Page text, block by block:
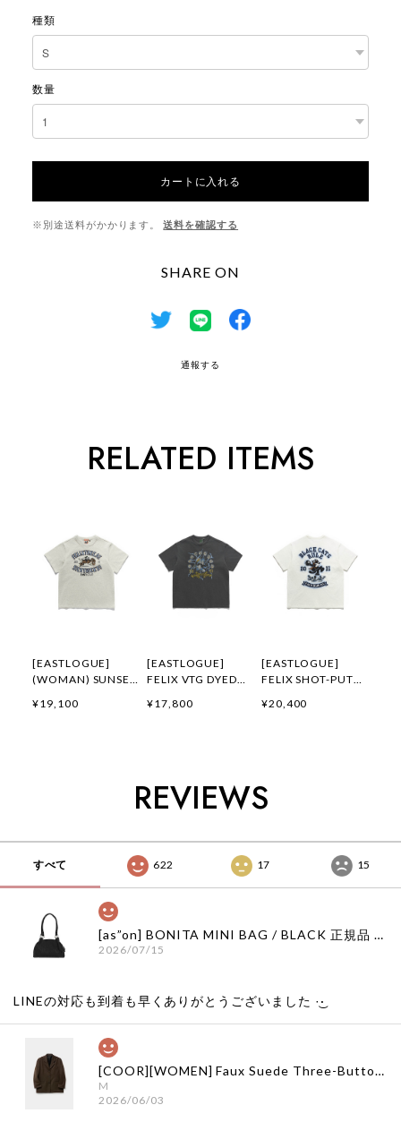
種類
数量
カートに入れる
※別途送料がかかります。 送料を確認する
SHARE ON
通報する
RELATED ITEMS
[EASTLOGUE]
(WOMAN) SUNSET
APPLIQUE T-
¥19,100
[EASTLOGUE]
FELIX VTG DYED
T-SHIRTS /
イーストローグ 日本
店舗
¥17,800
[EASTLOGUE]
FELIX SHOT-PUT
SHIRTS / OFF
日本 扱い店 店舗
¥20,400
REVIEWS
すべて 622 17 15
[as”on] BONITA MINI BAG / BLACK 正規品 韓国ブランド 韓国通販 韓国代行 韓国ファッション as on ason エズオン アズオン
2026/07/15
LINEの対応も到着も早くありがとうございました‪ ·͜·
[COOR][WOMEN] Faux Suede Three-Button Blazer (Dark Brown) 正規品 韓国ブランド 韓国通販 韓国代行 韓国ファッション クール クーア クアー 日本 店舗
M
2026/06/03